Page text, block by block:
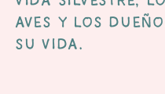
c
aves y los
su vida.